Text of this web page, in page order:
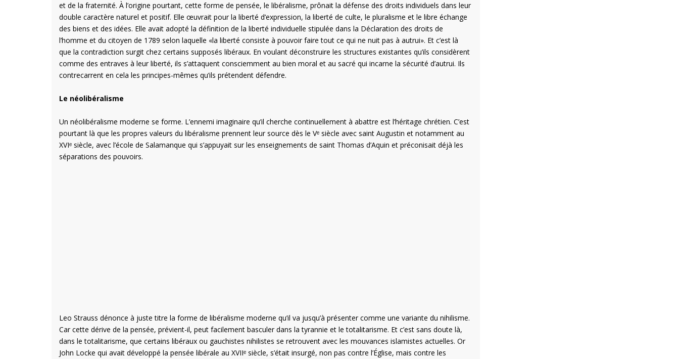
et de la fraternité. À l’origine pourtant, cette forme de pensée, le libéralisme, prônait la défense des droits individuels dans leur
double caractère naturel et positif. Elle œuvrait pour la liberté d’expression, la liberté de culte, le pluralisme et le libre échange
des biens et des idées. Elle avait adopté la définition de la liberté individuelle stipulée dans la Déclaration des droits de
l’homme et du citoyen de 1789 selon laquelle «la liberté consiste à pouvoir faire tout ce qui ne nuit pas à autrui». Et c’est là
que la contradiction surgit chez certains supposés libéraux. En voulant déconstruire les structures existantes qu’ils considèrent
comme des entraves à leur liberté, ils s’attaquent consciemment au bien moral et au sacré qui incarne la sécurité d’autrui. Ils
contrecarrent en cela les principes-mêmes qu’ils prétendent défendre.
Le néolibéralisme
Un néolibéralisme moderne se forme. L’ennemi imaginaire qu’il cherche continuellement à abattre est l’héritage chrétien. C’est
pourtant là que les propres valeurs du libéralisme prennent leur source dès le Vᵉ siècle avec saint Augustin et notamment au
XVIᵉ siècle, avec l’école de Salamanque qui s’appuyait sur les enseignements de saint Thomas d’Aquin et préconisait déjà les
séparations des pouvoirs.
Leo Strauss dénonce à juste titre la forme de libéralisme moderne qu’il va jusqu’à présenter comme une variante du nihilisme.
Car cette dérive de la pensée, prévient-il, peut facilement basculer dans la tyrannie et le totalitarisme. Et c’est sans doute là,
dans le totalitarisme, que certains libéraux ou gauchistes nihilistes se retrouvent avec les mouvances islamistes actuelles. Or
John Locke qui avait développé la pensée libérale au XVIIᵉ siècle, s’était insurgé, non pas contre l’Église, mais contre les